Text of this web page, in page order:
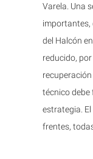
Varela. Una
importantes,
del Halcón
reducido,
técnico debe
estrategia.
frentes,